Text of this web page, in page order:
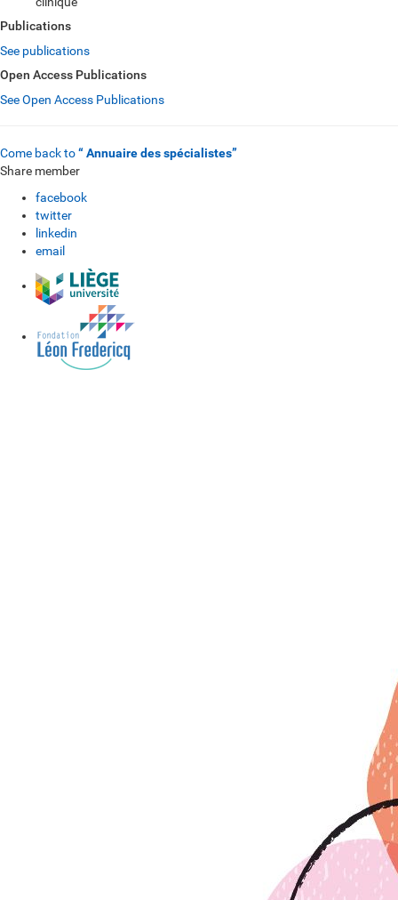
Publications
See publications
Open Access Publications
See Open Access Publications
Come back to“ Annuaire des spécialistes”
Share member
facebook
twitter
linkedin
email